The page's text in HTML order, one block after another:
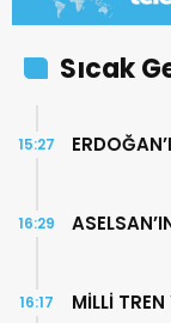
Sıcak
15:27
16:29
MİLLİ
16:17